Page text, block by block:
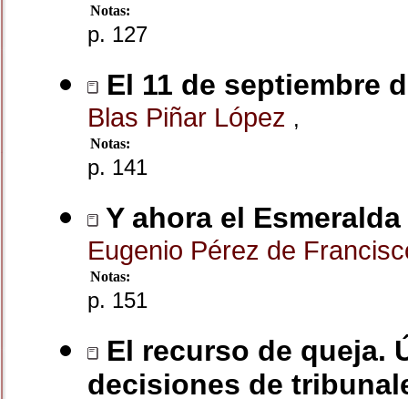
Notas:
p. 127
El 11 de septiembre
Blas Piñar López ,
Notas:
p. 141
Y ahora el Esmeralda
Eugenio Pérez de
Notas:
p. 151
El recurso de queja.
decisiones de